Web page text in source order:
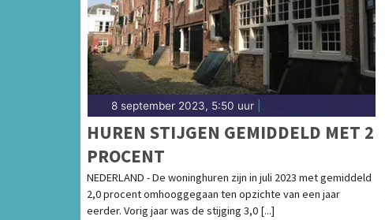
8 september 2023, 5:50 uur
HUREN STIJGEN GEMIDDELD MET 2
PROCENT
NEDERLAND - De woninghuren zijn in juli 2023 met gemiddeld
2,0 procent omhooggegaan ten opzichte van een jaar
eerder. Vorig jaar was de stijging 3,0 [...]